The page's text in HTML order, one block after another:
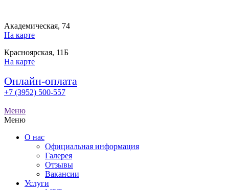
Академическая, 74
На карте
Красноярская, 11Б
На карте
Онлайн-оплата
+7 (3952) 500-557
Меню
Меню
О нас
Официальная информация
Галерея
Отзывы
Вакансии
Услуги